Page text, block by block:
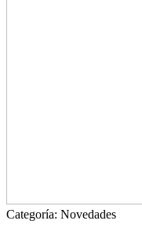
Categoría: Novedades